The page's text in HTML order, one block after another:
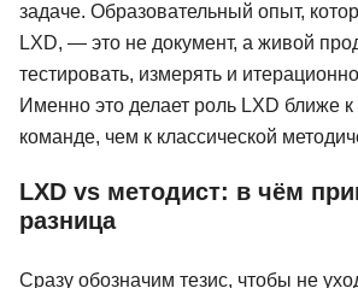
задаче. Образовательный опыт,
LXD, — это не документ, а живой
тестировать, измерять и
Именно это делает роль LXD ближе к
команде, чем к классической
LXD vs методист: в чём
разница
Сразу обозначим тезис, чтобы не